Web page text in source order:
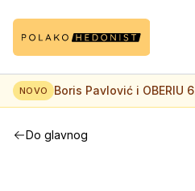
NOVO Boris Pavlović i OBERIU
Do glavnog